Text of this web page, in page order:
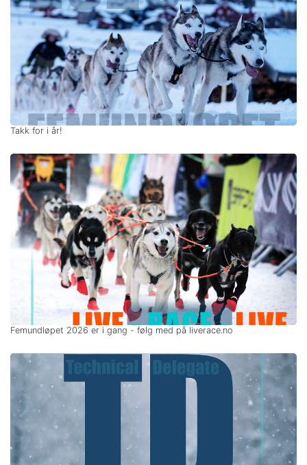
Takk for i år!
Femundløpet 2026 er i gang - følg med på liverace.no